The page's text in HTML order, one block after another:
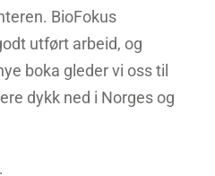
BioFokus
utført arbeid, og
boka gleder vi oss til
dykk ned i Norges og